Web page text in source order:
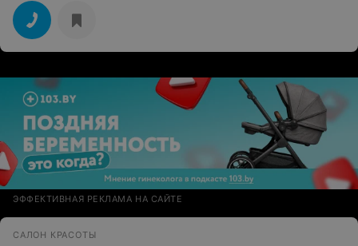
ЭФФЕКТИВНАЯ РЕКЛАМА НА САЙТЕ
САЛОН КРАСОТЫ